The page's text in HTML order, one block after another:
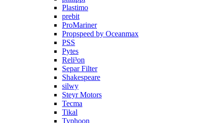
Plastimo
prebit
ProMariner
Propspeed by Oceanmax
PSS
Pytes
Reli³on
Separ Filter
Shakespeare
silwy
Steyr Motors
Tecma
Tikal
Typhoon